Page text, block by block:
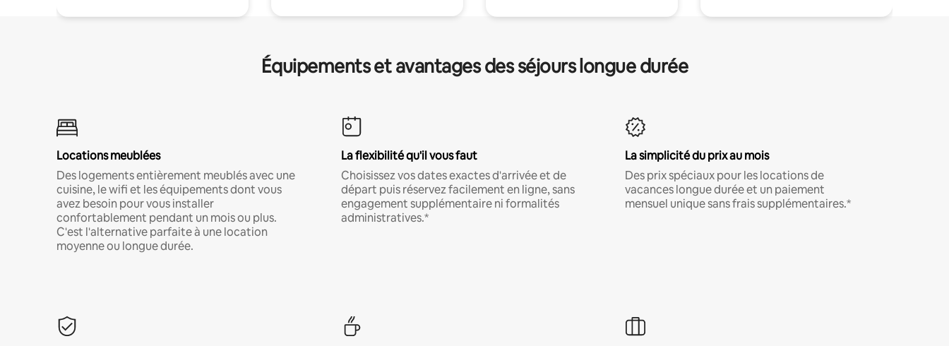
Équipements et avantages des séjours longue durée
Locations meublées
Des logements entièrement meublés avec une
cuisine, le wifi et les équipements dont vous
avez besoin pour vous installer
confortablement pendant un mois ou plus.
C'est l'alternative parfaite à une location
moyenne ou longue durée.
La flexibilité qu'il vous faut
Choisissez vos dates exactes d'arrivée et de
départ puis réservez facilement en ligne, sans
engagement supplémentaire ni formalités
administratives.*
La simplicité du prix au mois
Des prix spéciaux pour les locations de
vacances longue durée et un paiement
mensuel unique sans frais supplémentaires.*